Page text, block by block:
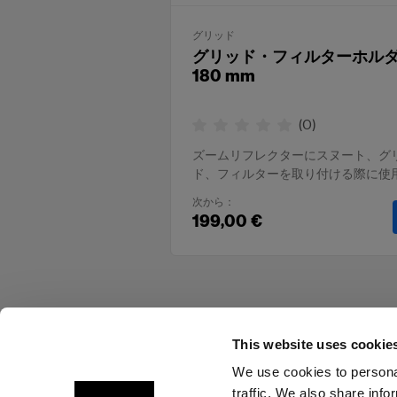
This website uses
We use cookies to
traffic. We also share
グリッド
グリッド・フィルターホル
180 mm
(0)
ズームリフレクターにスヌート、グ
ド、フィルターを取り付ける際に使
次から：
199,00 €